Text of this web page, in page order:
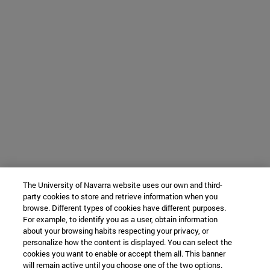
The University of Navarra website uses our own and third-
party cookies to store and retrieve information when you
browse. Different types of cookies have different purposes.
For example, to identify you as a user, obtain information
about your browsing habits respecting your privacy, or
personalize how the content is displayed. You can select the
cookies you want to enable or accept them all. This banner
will remain active until you choose one of the two options.